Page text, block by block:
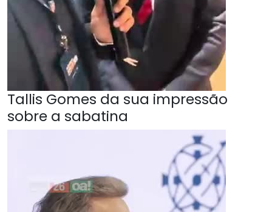
Tallis Gomes da sua impressão
sobre a sabatina